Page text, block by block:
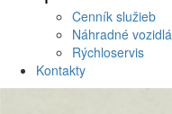
Cenník služieb
Náhradné vozidlá
Rýchloservis
Kontakty